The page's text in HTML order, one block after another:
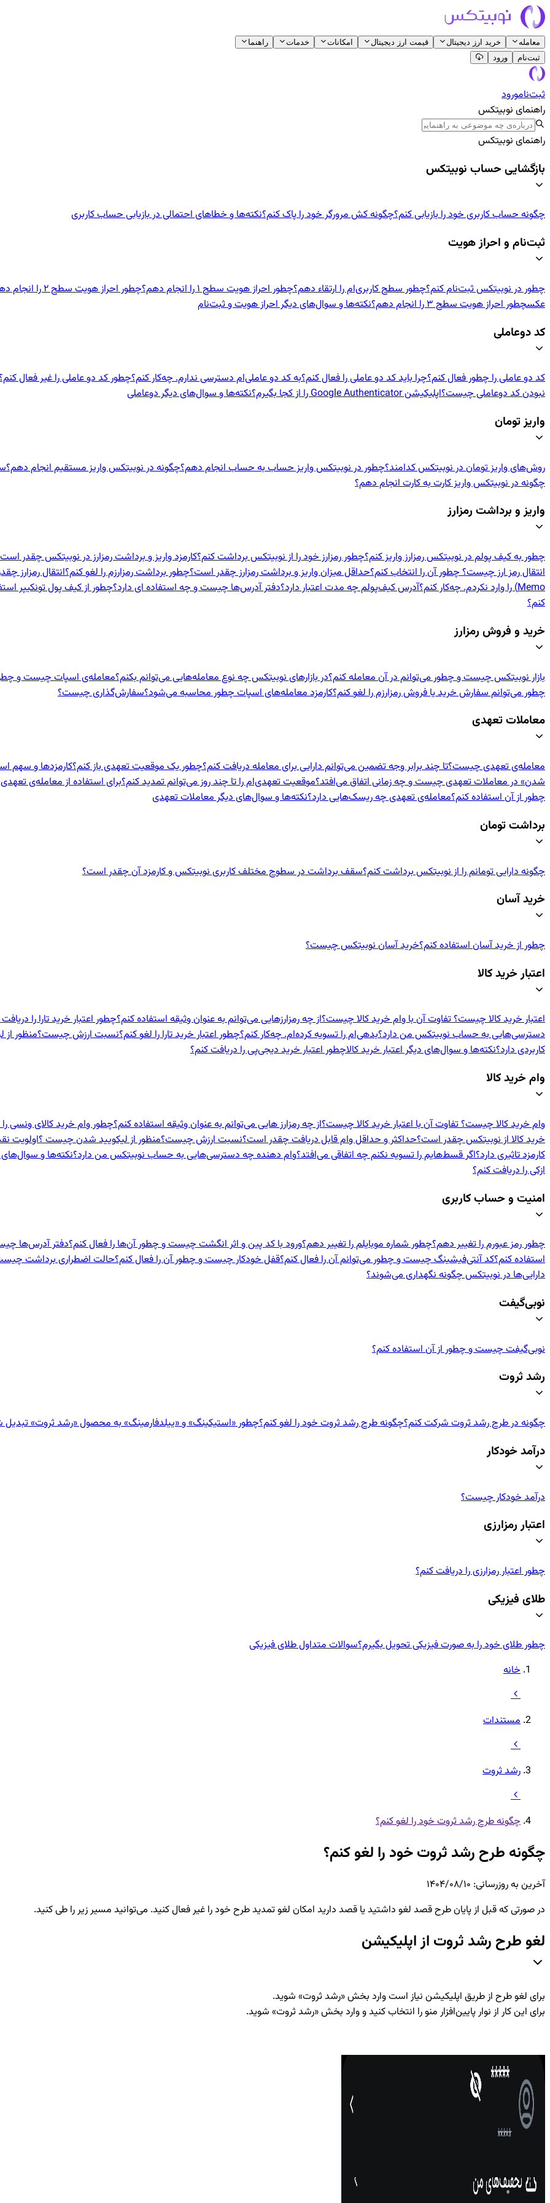
معامله خرید ارز دیجیتال قیمت ارز دیجیتال امکانات خدمات
راهنما
ثبت‌نام
ورود
ثبت‌نامورود
راهنمای نوبیتکس
راهنمای نوبیتکس
بازگشایی حساب نوبیتکس
چگونه حساب کاربری خود را بازیابی کنم؟چگونه کش مرورگر خود را پاک کنم؟نکته‌ها و خطاهای احتمالی در بازیابی حساب کاربری
ثبت‌نام و احراز هویت
چطور در نوبیتکس ثبت‌نام کنم؟چطور سطح کاربری‌ام را ارتقاء دهم؟چطور احراز هویت سطح ۱ را انجام دهم؟ چطور احراز هویت سطح ۲ را انجام دهم؟
عکسچطور احراز هویت سطح ۳ را انجام دهم؟ نکته‌ها و سوال‌های دیگر احراز هویت و ثبت‌نام
کد دوعاملی
کد دو عاملی را چطور فعال کنم؟چرا باید کد دو عاملی را فعال کنم؟به کد دو عاملی‌ام دسترسی ندارم. چه‌کار کنم؟چطور کد دو عاملی را غیر فعال
نبودن کد دوعاملی چیست؟اپلیکیشن Google Authenticator را از کجا بگیرم؟ نکته‌ها و سوال‌های دیگر دوعاملی
واریز تومان
روش‌های واریز تومان در نوبیتکس کدامند؟چطور در نوبیتکس واریز حساب به حساب انجام دهم؟چگونه در نوبیتکس واریز مستقیم انجام دهم؟
چگونه در نوبیتکس واریز کارت به کارت انجام دهم؟
واریز و برداشت رمزارز
چطور به کیف پولم در نوبیتکس رمزارز واریز کنم؟چطور رمزارز خود را از نوبیتکس برداشت کنم؟کارمزد واریز و برداشت رمزارز در نوبیتکس چقدر
انتقال رمز ارز چیست؟ چطور آن را انتخاب کنم؟حداقل میزان واریز و برداشت رمزارز چقدر است؟چطور برداشت رمزارزم را لغو کنم؟انتقال رمزارز
Memo) را وارد نکردم. چه‌کار کنم؟
آدرس کیف‌پولم چه مدت اعتبار دارد؟دفتر آدرس‌ها چیست و چه استفاده ای دارد؟چطور از کیف پول تونکیپر
کنم؟
خرید و فروش رمزارز
بازار نوبیتکس چیست و چطور می‌توانم در آن معامله کنم؟در بازارهای نوبیتکس چه نوع معامله‌هایی می‌توانم بکنم؟معامله‌ی اسپات چیست و
چطور می‌توانم سفارش خرید یا فروش رمزارزم را لغو کنم؟کارمزد معامله‌های اسپات چطور محاسبه می‌شود؟سفارش‌گذاری چیست؟
معاملات تعهدی
معامله‌ی تعهدی چیست؟تا چند برابر وجه تضمین می‌توانم دارایی برای معامله دریافت کنم؟چطور یک موقعیت تعهدی باز کنم؟کارمزدها و سهم
شدن» در معاملات تعهدی چیست و چه زمانی اتفاق می‌افتد؟موقعیت تعهدی‌ام را تا چند روز می‌توانم تمدید کنم؟برای استفاده از معامله‌ی
چطور از آن استفاده کنم؟معامله‌ی تعهدی چه ریسک‌هایی دارد؟نکته‌ها و سوال‌های دیگر معاملات تعهدی
برداشت تومان
چگونه دارایی تومانم را از نوبیتکس برداشت کنم؟سقف برداشت در سطوح مختلف کاربری نوبیتکس و کارمزد آن چقدر است؟
خرید آسان
چطور از خرید آسان استفاده کنم؟خرید آسان نوبیتکس چیست؟
اعتبار خرید کالا
اعتبار خرید کالا چیست؟ تفاوت آن با وام خرید کالا چیست؟از چه رمزارزهایی می‌توانم به عنوان وثیقه استفاده کنم؟چطور اعتبار خرید تارا را
دسترسی‌هایی به حساب نوبیتکس من دارد؟بدهی‌ام را تسویه کرده‌ام. چه‌کار کنم؟چطور اعتبار خرید تارا را لغو کنم؟نسبت ارزش چیست؟منظور از
کاربردی دارد؟نکته‌ها و سوال‌های دیگر اعتبار خرید کالاچطور اعتبار خرید دیجی‌پی را دریافت کنم؟
وام خرید کالا
وام خرید کالا چیست؟ تفاوت آن با اعتبار خرید کالا چیست؟از چه رمزارز هایی می‌توانم به عنوان وثیقه استفاده کنم؟چطور وام خرید کالای ونسی
خرید کالا از نوبیتکس چقدر است؟حداکثر و حداقل وام قابل دریافت چقدر است؟نسبت ارزش چیست؟منظور از لیکویید شدن چیست ؟اولویت
کارمزد تاثیری دارد؟اگر قسط‌هایم را تسویه نکنم چه اتفاقی می‌افتد؟وام دهنده‌ چه دسترسی‌هایی به حساب نوبیتکس من دارد؟نکته‌ها و سوال‌های
ازکی را دریافت کنم؟
امنیت و حساب کاربری
چطور رمز عبورم را تغییر دهم؟چطور شماره موبایلم را تغییر دهم؟ورود با کد پین و اثر انگشت چیست و چطور آن‌ها را فعال کنم؟دفتر آدرس‌ها
استفاده کنم؟کد آنتی‌فیشینگ چیست و چطور می‌توانم آن را فعال کنم؟قفل خودکار چیست و چطور آن را فعال کنم؟حالت اضطراری برداشت
دارایی‌ها در نوبیتکس چگونه نگهداری می‌شوند؟
نوبی‌گیفت
نوبی‌گیفت چیست و چطور از آن استفاده کنم؟
رشد ثروت
چگونه در طرح رشد ثروت شرکت کنم؟چگونه طرح رشد ثروت خود را لغو کنم؟چطور «استیکینگ» و «ییلدفارمینگ» به محصول «رشد ثروت»
درآمد خودکار
درآمد خودکار چیست؟
اعتبار رمزارزی
چطور اعتبار رمزارزی‌ را دریافت کنم؟
طلای فیزیکی
چطور طلای خود را به صورت فیزیکی تحویل بگیرم؟سوالات متداول طلای فیزیکی
خانه
مستندات
رشد ثروت
چگونه طرح رشد ثروت خود را لغو کنم؟
چگونه طرح رشد ثروت خود را لغو کنم؟
آخرین به روزرسانی: ۱۴۰۴/۰۸/۱۰
در صورتی که قبل از پایان طرح قصد لغو داشتید یا قصد دارید امکان لغو تمدید طرح خود را غیر فعال کنید. می‌توانید مسیر زیر را طی کنید.
لغو طرح رشد ثروت از اپلیکیشن
برای لغو طرح از طریق اپلیکیشن نیاز است وارد بخش «رشد ثروت» شوید.
برای این کار از نوار پایین‌افزار منو را انتخاب کنید و وارد بخش «رشد ثروت» شوید.